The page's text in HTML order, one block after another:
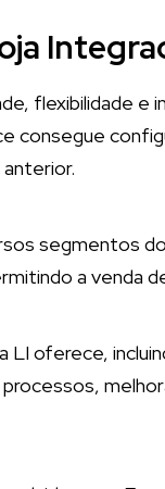
flexibilidade
segmentos
a venda
LI oferece,